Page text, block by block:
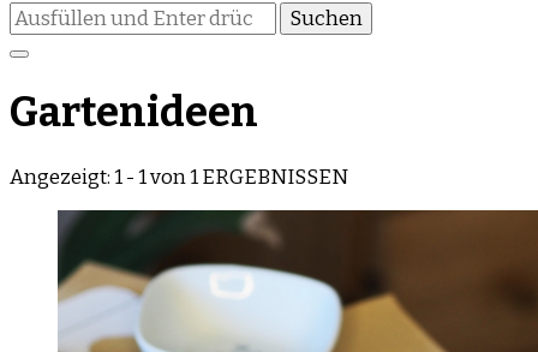
Suchst
du
nach
Gartenideen
Angezeigt: 1 - 1 von 1 ERGEBNISSEN